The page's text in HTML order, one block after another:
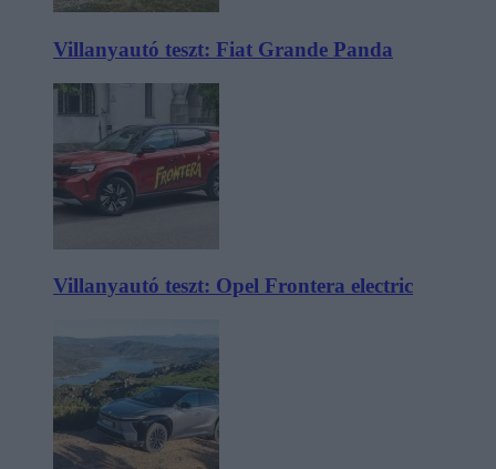
Villanyautó teszt: Fiat Grande Panda
Villanyautó teszt: Opel Frontera electric